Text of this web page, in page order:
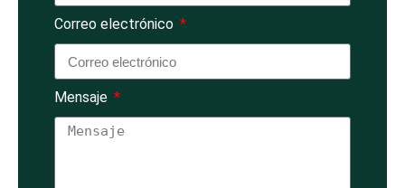
Correo electrónico
Mensaje